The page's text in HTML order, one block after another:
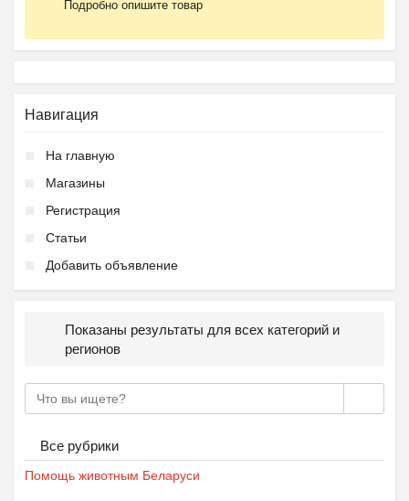
Подробно опишите товар
Навигация
На главную
Магазины
Регистрация
Статьи
Добавить объявление
Показаны результаты для всех категорий и
регионов
Все рубрики
Помощь животным Беларуси